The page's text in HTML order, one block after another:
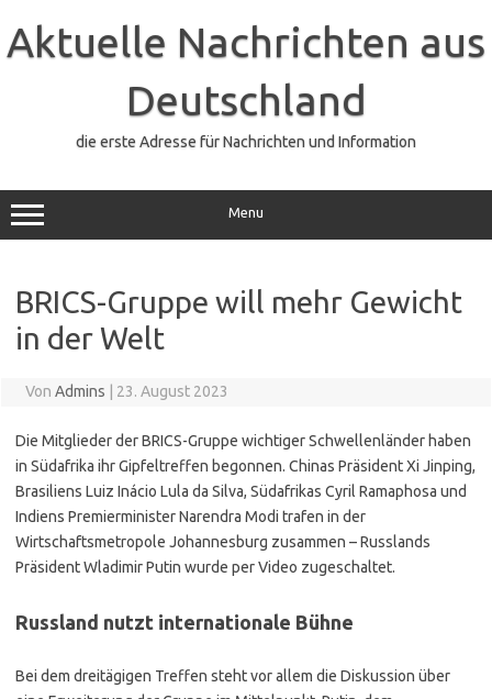
springen
Aktuelle Nachrichten aus
Deutschland
die erste Adresse für Nachrichten und Information
Menu
BRICS-Gruppe will mehr Gewicht
in der Welt
Von Admins 23. August 2023
Die Mitglieder der BRICS-Gruppe wichtiger Schwellenländer haben
in Südafrika ihr Gipfeltreffen begonnen. Chinas Präsident Xi Jinping,
Brasiliens Luiz Inácio Lula da Silva, Südafrikas Cyril Ramaphosa und
Indiens Premierminister Narendra Modi trafen in der
Wirtschaftsmetropole Johannesburg zusammen – Russlands
Präsident Wladimir Putin wurde per Video zugeschaltet.
Russland nutzt internationale Bühne
Bei dem dreitägigen Treffen steht vor allem die Diskussion über